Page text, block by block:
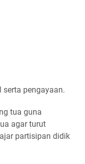
pengayaan.
tua guna
agar turut
partisipan didik